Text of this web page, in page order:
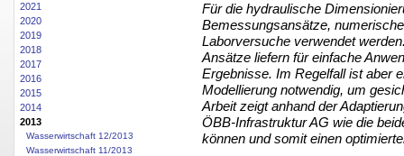
2021
2020
2019
2018
2017
2016
2015
2014
2013
Wasserwirtschaft 12/2013
Wasserwirtschaft 11/2013
Für die hydraulische
Bemessungsansätze,
Laborversuche verwendet
Ansätze liefern für einfache
Ergebnisse. Im Regelfall ist aber
Modellierung notwendig, um
Arbeit zeigt anhand der
ÖBB-Infrastruktur AG wie die
können und somit einen